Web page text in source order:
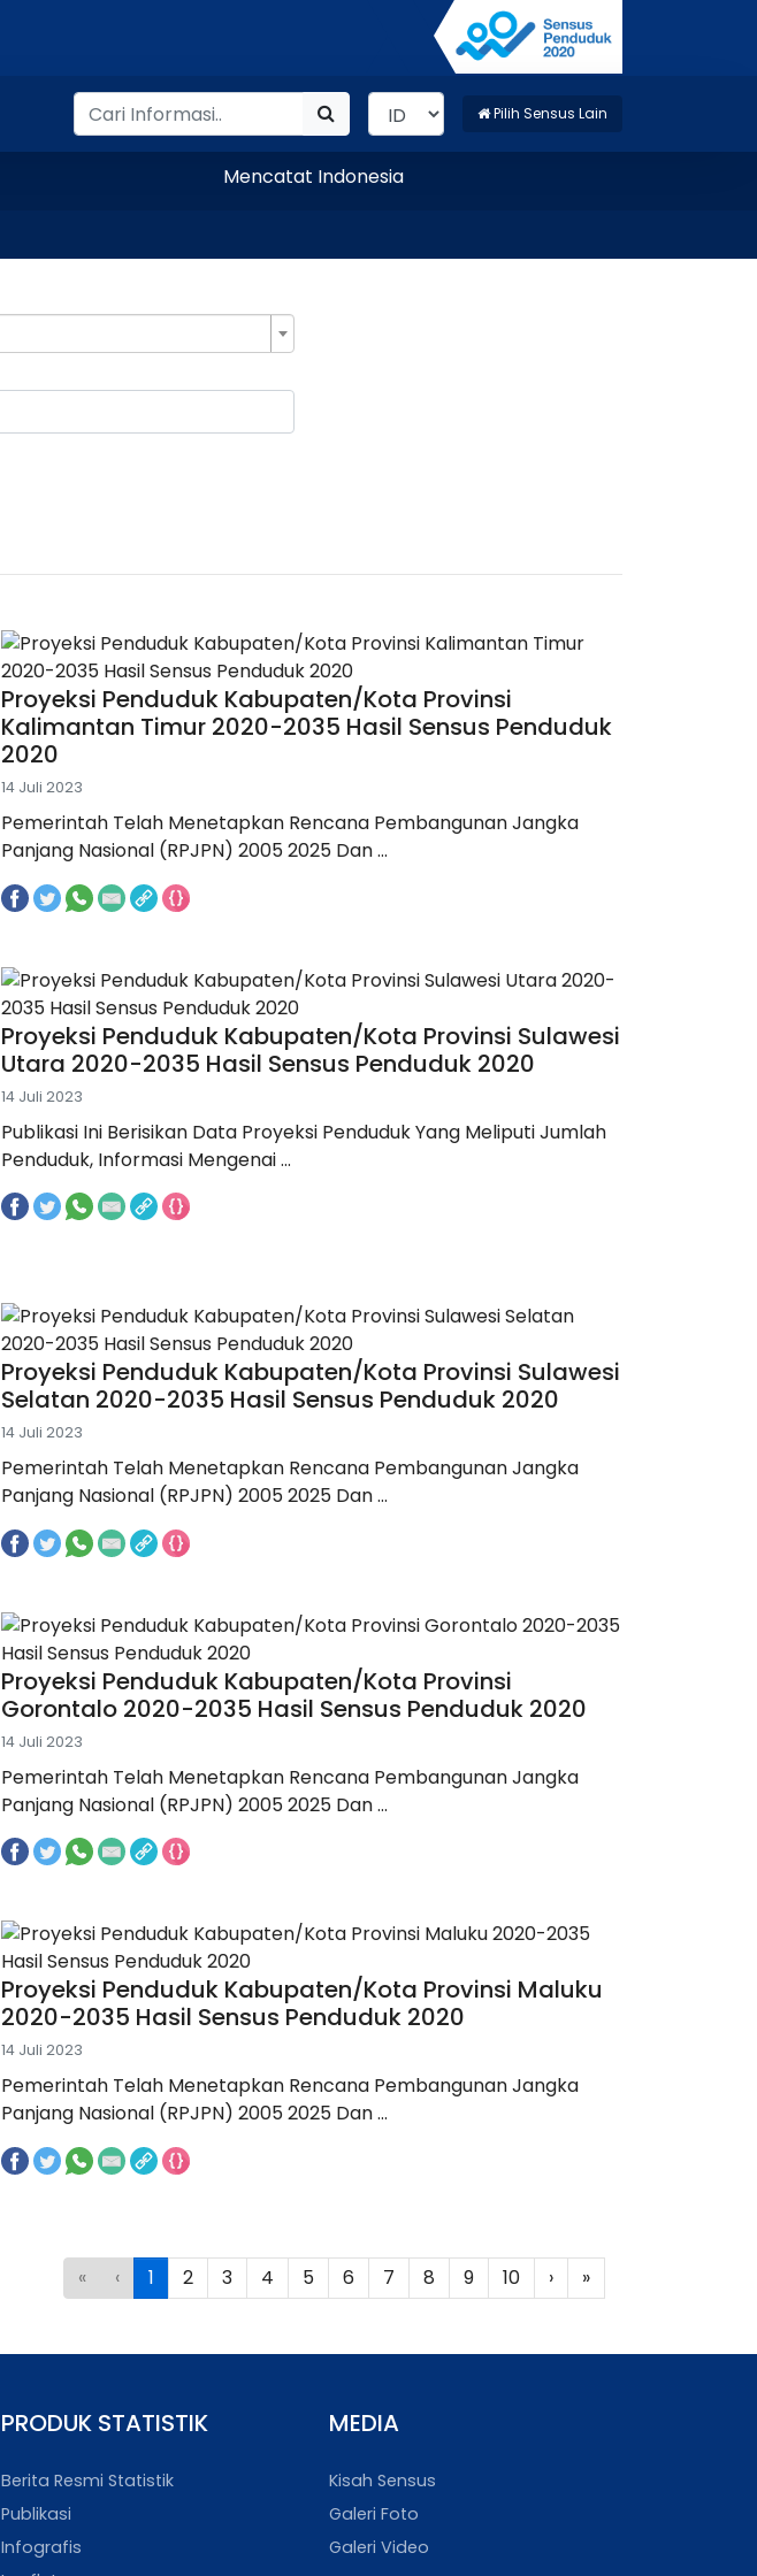
Pilih Sensus Lain
Mencatat Indonesia
Proyeksi Penduduk Kabupaten/Kota Provinsi
Kalimantan Timur 2020-2035 Hasil Sensus Penduduk
2020
14 Juli 2023
Pemerintah Telah Menetapkan Rencana Pembangunan Jangka
Panjang Nasional (RPJPN) 2005 2025 Dan ...
Proyeksi Penduduk Kabupaten/Kota Provinsi Sulawesi
Utara 2020-2035 Hasil Sensus Penduduk 2020
14 Juli 2023
Publikasi Ini Berisikan Data Proyeksi Penduduk Yang Meliputi Jumlah
Penduduk, Informasi Mengenai ...
Proyeksi Penduduk Kabupaten/Kota Provinsi Sulawesi
Selatan 2020-2035 Hasil Sensus Penduduk 2020
14 Juli 2023
Pemerintah Telah Menetapkan Rencana Pembangunan Jangka
Panjang Nasional (RPJPN) 2005 2025 Dan ...
Proyeksi Penduduk Kabupaten/Kota Provinsi
Gorontalo 2020-2035 Hasil Sensus Penduduk 2020
14 Juli 2023
Pemerintah Telah Menetapkan Rencana Pembangunan Jangka
Panjang Nasional (RPJPN) 2005 2025 Dan ...
Proyeksi Penduduk Kabupaten/Kota Provinsi Maluku
2020-2035 Hasil Sensus Penduduk 2020
14 Juli 2023
Pemerintah Telah Menetapkan Rencana Pembangunan Jangka
Panjang Nasional (RPJPN) 2005 2025 Dan ...
«
‹ 1 2 3 4 5 6 7 8 9 10 › »
PRODUK STATISTIK
Berita Resmi Statistik
Publikasi
Infografis
MEDIA
Kisah Sensus
Galeri Foto
Galeri Video